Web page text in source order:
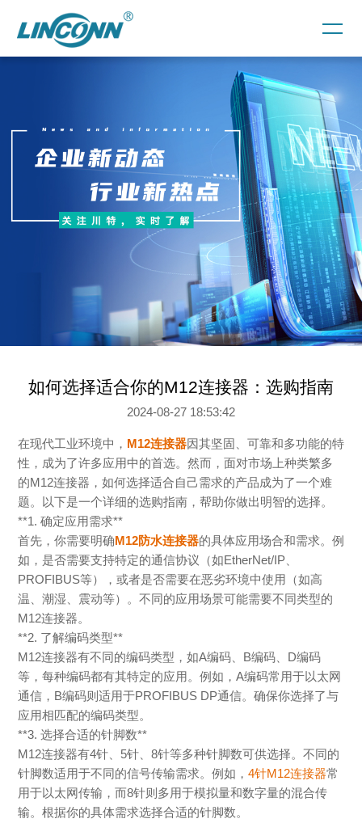
如何选择适合你的M12连接器：选购指南
2024-08-27 18:53:42
在现代工业环境中， M12连接器因其坚固、可靠和多功能的特
性，成为了许多应用中的首选。然而，面对市场上种类繁多
的M12连接器，如何选择适合自己需求的产品成为了一个难
题。以下是一个详细的选购指南，帮助你做出明智的选择。
**1. 确定应用需求**
首先，你需要明确M12防水连接器的具体应用场合和需求。例
如，是否需要支持特定的通信协议（如EtherNet/IP、
PROFIBUS等），或者是否需要在恶劣环境中使用（如高
温、潮湿、震动等）。不同的应用场景可能需要不同类型的
M12连接器。
**2. 了解编码类型**
M12连接器有不同的编码类型，如A编码、 B编码、 D编码
等，每种编码都有其特定的应用。例如， A编码常用于以太网
通信， B编码则适用于PROFIBUS DP通信。确保你选择了与
应用相匹配的编码类型。
**3. 选择合适的针脚数**
M12连接器有4针、 5针、 8针等多种针脚数可供选择。不同的
针脚数适用于不同的信号传输需求。例如， 4针M12连接器常
用于以太网传输，而8针则多用于模拟量和数字量的混合传
输。根据你的具体需求选择合适的针脚数。